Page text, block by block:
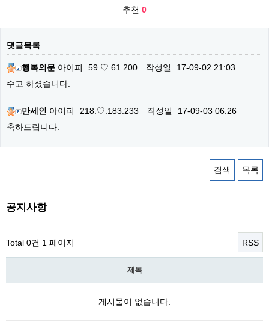
추천 0
댓글목록
행복의문 아이피 59.♡.61.200 작성일
17-09-02 21:03
수고 하셨습니다.
만세인 아이피 218.♡.183.233 작성일
17-09-03 06:26
축하드립니다.
검색 목록
공지사항
Total 0건 1 페이지 RSS
제목
게시물이 없습니다.